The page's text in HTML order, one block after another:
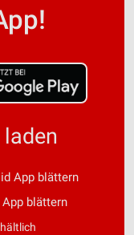
App blättern
blättern